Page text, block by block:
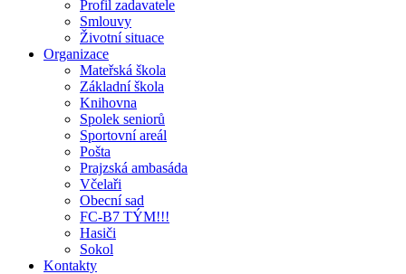
Profil zadavatele
Smlouvy
Životní situace
Organizace
Mateřská škola
Základní škola
Knihovna
Spolek seniorů
Sportovní areál
Pošta
Prajzská ambasáda
Včelaři
Obecní sad
FC-B7 TÝM!!!
Hasiči
Sokol
Kontakty